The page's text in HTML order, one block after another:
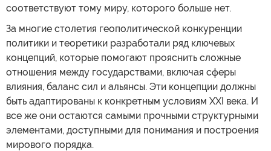
соответствуют тому миру, которого больше нет.
За многие столетия геополитической конкуренции
политики и теоретики разработали ряд ключевых
концепций, которые помогают прояснить сложные
отношения между государствами, включая сферы
влияния, баланс сил и альянсы. Эти концепции должны
быть адаптированы к конкретным условиям XXI века. И
все же они остаются самыми прочными структурными
элементами, доступными для понимания и построения
мирового порядка.